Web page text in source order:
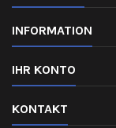
INFORMATION
IHR KONTO
KONTAKT